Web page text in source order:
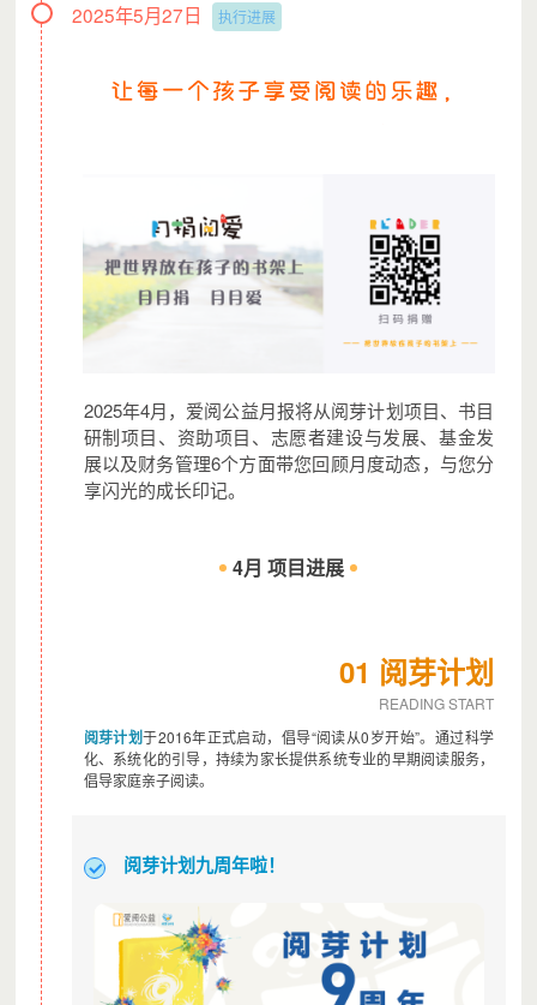
2025年5月27日 执行进展
2025年4月，爱阅公益月报将从阅芽计划项目、书目
研制项目、资助项目、志愿者建设与发展、基金发
展以及财务管理6个方面带您回顾月度动态，与您分
享闪光的成长印记。
4月 项目进展
01 阅芽计划
READING START
阅芽计划于2016年正式启动，倡导“阅读从0岁开始”。通过科学
化、系统化的引导，持续为家长提供系统专业的早期阅读服务，
倡导家庭亲子阅读。
阅芽计划九周年啦！